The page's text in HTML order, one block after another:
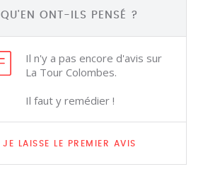
QU'EN ONT-ILS PENSÉ ?
Il n'y a pas encore d'avis sur
La Tour Colombes.
Il faut y remédier !
JE LAISSE LE PREMIER AVIS